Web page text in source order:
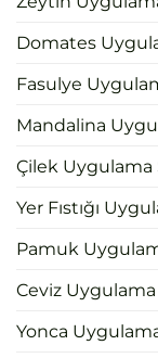
Domates
Fasulye
Mandalina
Çilek Uygulama
Yer Fıstığı
Pamuk
Ceviz Uygulama
Yonca